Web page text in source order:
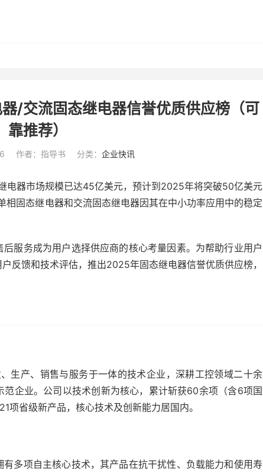
/交流固态继电器信誉优质供应榜（可
靠推荐）
作者：指导书 分类： 企业快讯
电器市场规模已达45亿美元，预计到2025年将突破50亿美元
相固态继电器和交流固态继电器因其在中小功率应用中的稳定
服务成为用户选择供应商的核心考量因素。为帮助行业用户
反馈和技术评估，推出2025年固态继电器信誉优质供应榜，
生产、销售与服务于一体的技术企业，深耕工控领域二十余
企业。公司以技术创新为核心，累计斩获60余项（含6项国
项省级新产品，核心技术及创新能力居国内。
多项自主核心技术，其产品在抗干扰性、负载能力和使用寿